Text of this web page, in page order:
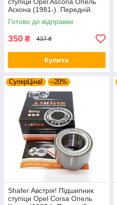
Аскона (1981-). Передній.
VKBA3256 , R153.14 ,
713644160
Готово до відправки
350 ₴ 437 ₴
Купити
СуперЦіна! –20%
Shafer Австрія! Підшипник
ступіци Opel Corsa Опель